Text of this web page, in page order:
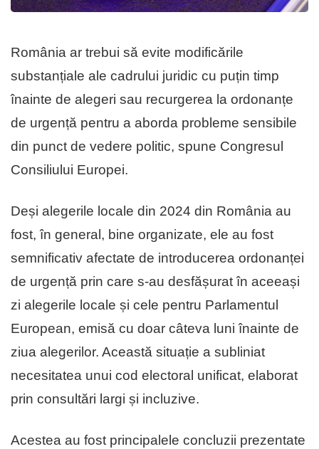
România ar trebui să evite modificările
substanțiale ale cadrului juridic cu puțin timp
înainte de alegeri sau recurgerea la ordonanțe
de urgență pentru a aborda probleme sensibile
din punct de vedere politic, spune Congresul
Consiliului Europei.
Deși alegerile locale din 2024 din România au
fost, în general, bine organizate, ele au fost
semnificativ afectate de introducerea ordonanței
de urgență prin care s-au desfășurat în aceeași
zi alegerile locale și cele pentru Parlamentul
European, emisă cu doar câteva luni înainte de
ziua alegerilor. Această situație a subliniat
necesitatea unui cod electoral unificat, elaborat
prin consultări largi și incluzive.
Acestea au fost principalele concluzii prezentate